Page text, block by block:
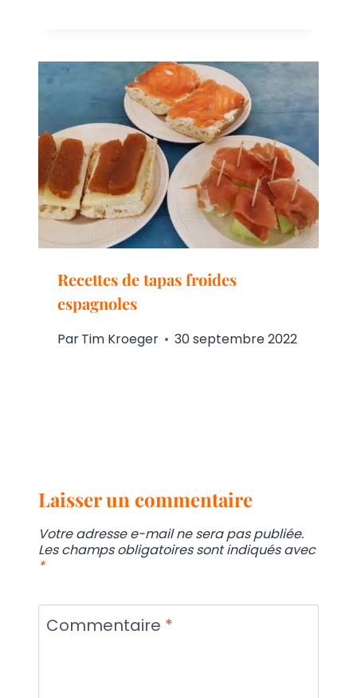
Recettes de tapas froides
espagnoles
ParTim Kroeger 30 septembre 2022
Laisser un commentaire
Votre adresse e-mail ne sera pas publiée.
Les champs obligatoires sont indiqués avec
*
Commentaire *